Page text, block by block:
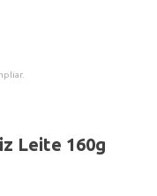
Leite 160g